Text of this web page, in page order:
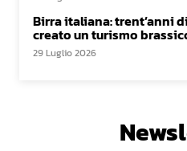
Birra italiana: trent’anni
creato un turismo
29 Luglio 2026